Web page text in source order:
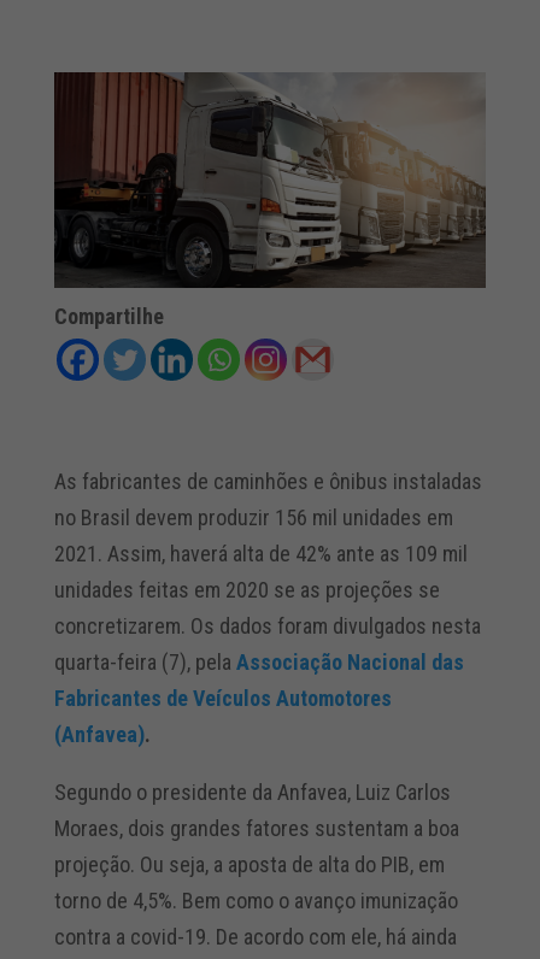
Compartilhe
As fabricantes de caminhões e ônibus instaladas
no Brasil devem produzir 156 mil unidades em
2021. Assim, haverá alta de 42% ante as 109 mil
unidades feitas em 2020 se as projeções se
concretizarem. Os dados foram divulgados nesta
quarta-feira (7), pela Associação Nacional das
Fabricantes de Veículos Automotores
(Anfavea).
Segundo o presidente da Anfavea, Luiz Carlos
Moraes, dois grandes fatores sustentam a boa
projeção. Ou seja, a aposta de alta do PIB, em
torno de 4,5%. Bem como o avanço imunização
contra a covid-19. De acordo com ele, há ainda